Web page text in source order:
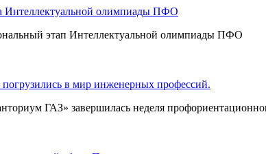
Интеллектуальной олимпиады ПФО
этап Интеллектуальной олимпиады ПФО
в мир инженерных профессий.
ГАЗ» завершилась неделя